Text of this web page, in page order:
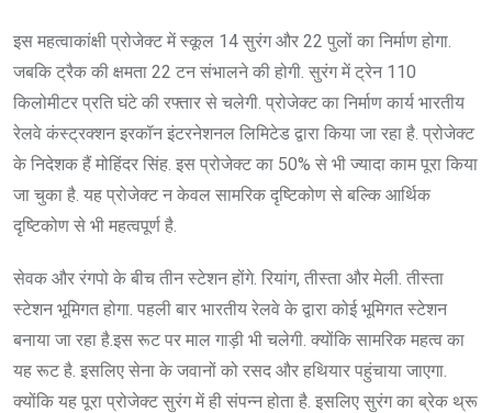
इस महत्वाकांक्षी प्रोजेक्ट में स्कूल 14 सुरंग और 22 पुलों का निर्माण होगा.
जबकि ट्रैक की क्षमता 22 टन संभालने की होगी. सुरंग में ट्रेन 110
किलोमीटर प्रति घंटे की रफ्तार से चलेगी. प्रोजेक्ट का निर्माण कार्य भारतीय
रेलवे कंस्ट्रक्शन इरकॉन इंटरनेशनल लिमिटेड द्वारा किया जा रहा है. प्रोजेक्ट
के निदेशक हैं मोहिंदर सिंह. इस प्रोजेक्ट का 50% से भी ज्यादा काम पूरा किया
जा चुका है. यह प्रोजेक्ट न केवल सामरिक दृष्टिकोण से बल्कि आर्थिक
दृष्टिकोण से भी महत्वपूर्ण है.
सेवक और रंगपो के बीच तीन स्टेशन होंगे. रियांग, तीस्ता और मेली. तीस्ता
स्टेशन भूमिगत होगा. पहली बार भारतीय रेलवे के द्वारा कोई भूमिगत स्टेशन
बनाया जा रहा है.इस रूट पर माल गाड़ी भी चलेगी. क्योंकि सामरिक महत्व का
यह रूट है. इसलिए सेना के जवानों को रसद और हथियार पहुंचाया जाएगा.
क्योंकि यह पूरा प्रोजेक्ट सुरंग में ही संपन्न होता है. इसलिए सुरंग का ब्रेक थ्रू